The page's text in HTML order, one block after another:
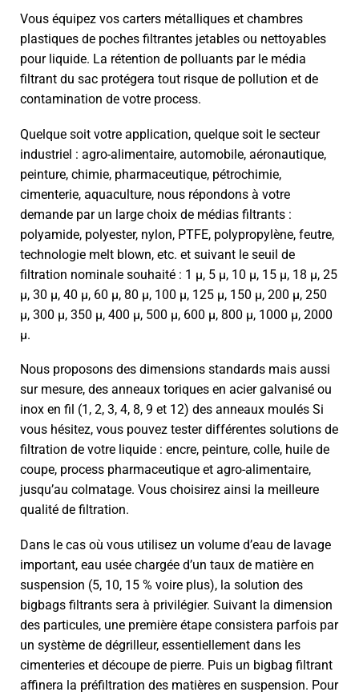
Vous équipez vos carters métalliques et chambres
plastiques de poches filtrantes jetables ou nettoyables
pour liquide. La rétention de polluants par le média
filtrant du sac protégera tout risque de pollution et de
contamination de votre process.
Quelque soit votre application, quelque soit le secteur
industriel : agro-alimentaire, automobile, aéronautique,
peinture, chimie, pharmaceutique, pétrochimie,
cimenterie, aquaculture, nous répondons à votre
demande par un large choix de médias filtrants :
polyamide, polyester, nylon, PTFE, polypropylène, feutre,
technologie melt blown, etc. et suivant le seuil de
filtration nominale souhaité : 1 µ, 5 µ, 10 µ, 15 µ, 18 µ, 25
µ, 30 µ, 40 µ, 60 µ, 80 µ, 100 µ, 125 µ, 150 µ, 200 µ, 250
µ, 300 µ, 350 µ, 400 µ, 500 µ, 600 µ, 800 µ, 1000 µ, 2000
µ.
Nous proposons des dimensions standards mais aussi
sur mesure, des anneaux toriques en acier galvanisé ou
inox en fil (1, 2, 3, 4, 8, 9 et 12) des anneaux moulés Si
vous hésitez, vous pouvez tester différentes solutions de
filtration de votre liquide : encre, peinture, colle, huile de
coupe, process pharmaceutique et agro-alimentaire,
jusqu’au colmatage. Vous choisirez ainsi la meilleure
qualité de filtration.
Dans le cas où vous utilisez un volume d’eau de lavage
important, eau usée chargée d’un taux de matière en
suspension (5, 10, 15 % voire plus), la solution des
bigbags filtrants sera à privilégier. Suivant la dimension
des particules, une première étape consistera parfois par
un système de dégrilleur, essentiellement dans les
cimenteries et découpe de pierre. Puis un bigbag filtrant
affinera la préfiltration des matières en suspension. Pour